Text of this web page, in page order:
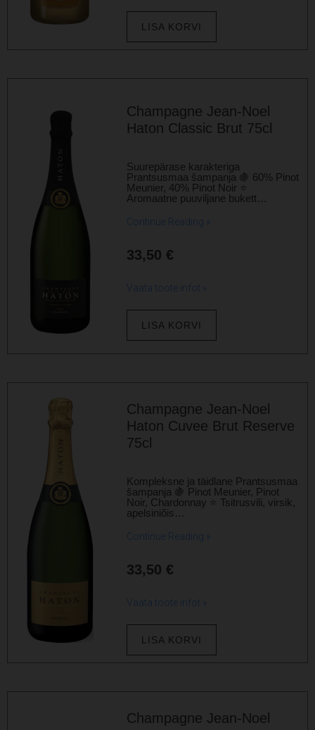
LISA KORVI
Champagne Jean-Noel
Haton Classic Brut 75cl
Suurepärase karakteriga
Prantsusmaa šampanja 🍇 60% Pinot
Meunier, 40% Pinot Noir ⭐
Aromaatne puuviljane bukett…
Continue Reading »
33,50 €
Vaata toote infot »
LISA KORVI
Champagne Jean-Noel
Haton Cuvee Brut Reserve
75cl
Kompleksne ja täidlane Prantsusmaa
šampanja 🍇 Pinot Meunier, Pinot
Noir, Chardonnay ⭐ Tsitrusvili, virsik,
apelsiniõis…
Continue Reading »
33,50 €
Vaata toote infot »
LISA KORVI
Champagne Jean-Noel